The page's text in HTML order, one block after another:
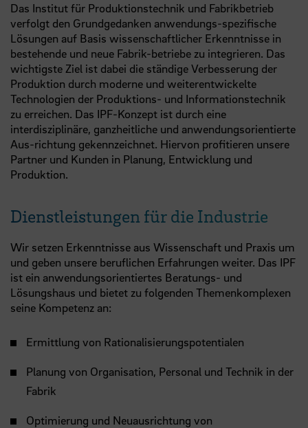
Das Institut für Produktionstechnik und Fabrikbetrieb
verfolgt den Grundgedanken anwendungs-spezifische
Lösungen auf Basis wissenschaftlicher Erkenntnisse in
bestehende und neue Fabrik-betriebe zu integrieren. Das
wichtigste Ziel ist dabei die ständige Verbesserung der
Produktion durch moderne und weiterentwickelte
Technologien der Produktions- und Informationstechnik
zu erreichen. Das IPF-Konzept ist durch eine
interdisziplinäre, ganzheitliche und anwendungsorientierte
Aus-richtung gekennzeichnet. Hiervon profitieren unsere
Partner und Kunden in Planung, Entwicklung und
Produktion.
Dienstleistungen für die Industrie
Wir setzen Erkenntnisse aus Wissenschaft und Praxis um
und geben unsere beruflichen Erfahrungen weiter. Das IPF
ist ein anwendungsorientiertes Beratungs- und
Lösungshaus und bietet zu folgenden Themenkomplexen
seine Kompetenz an:
Ermittlung von Rationalisierungspotentialen
Planung von Organisation, Personal und Technik in der
Fabrik
Optimierung und Neuausrichtung von